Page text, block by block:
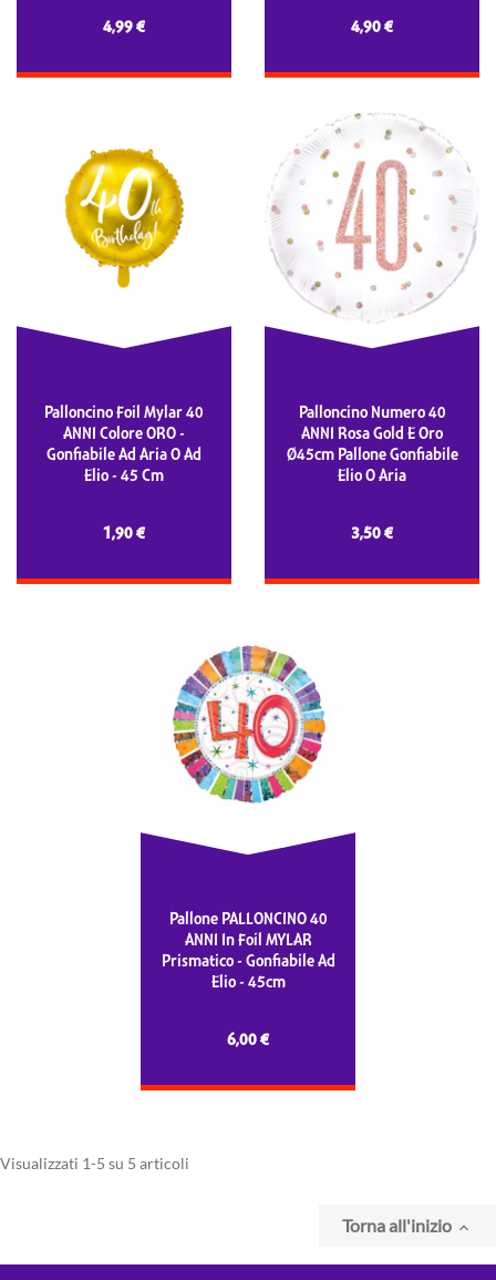
4,99 € 4,90 €
Palloncino Foil Mylar 40
ANNI Colore ORO -
Gonfiabile Ad Aria O Ad
Elio - 45 Cm
1,90 €
Palloncino Numero 40
ANNI Rosa Gold E Oro
Ø45cm Pallone Gonfiabile
Elio O Aria
3,50 €
Pallone PALLONCINO 40
ANNI In Foil MYLAR
Prismatico - Gonfiabile Ad
Elio - 45cm
6,00 €
Visualizzati 1-5 su 5 articoli
Torna all'inizio 